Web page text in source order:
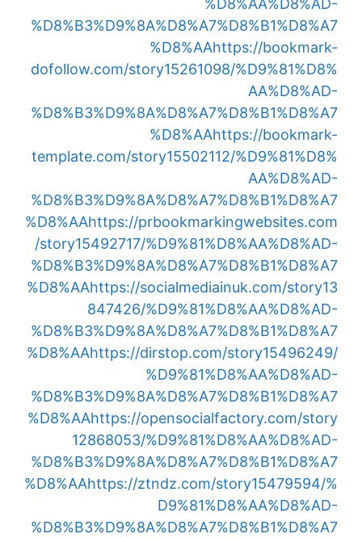
%D8%AA%D8%AD-
%D8%B3%D9%8A%D8%A7%D8%B1%D8%A7
%D8%AAhttps://bookmark-
dofollow.com/story15261098/%D9%81%D8%
AA%D8%AD-
%D8%B3%D9%8A%D8%A7%D8%B1%D8%A7
%D8%AAhttps://bookmark-
template.com/story15502112/%D9%81%D8%
AA%D8%AD-
%D8%B3%D9%8A%D8%A7%D8%B1%D8%A7
%D8%AAhttps://prbookmarkingwebsites.com
/story15492717/%D9%81%D8%AA%D8%AD-
%D8%B3%D9%8A%D8%A7%D8%B1%D8%A7
%D8%AAhttps://socialmediainuk.com/story13
847426/%D9%81%D8%AA%D8%AD-
%D8%B3%D9%8A%D8%A7%D8%B1%D8%A7
%D8%AAhttps://dirstop.com/story15496249/
%D9%81%D8%AA%D8%AD-
%D8%B3%D9%8A%D8%A7%D8%B1%D8%A7
%D8%AAhttps://opensocialfactory.com/story
12868053/%D9%81%D8%AA%D8%AD-
%D8%B3%D9%8A%D8%A7%D8%B1%D8%A7
%D8%AAhttps://ztndz.com/story15479594/%
D9%81%D8%AA%D8%AD-
%D8%B3%D9%8A%D8%A7%D8%B1%D8%A7